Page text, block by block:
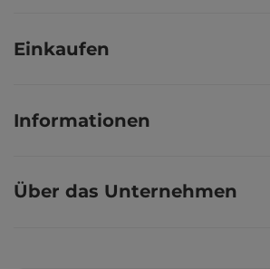
Einkaufen
Informationen
Über das Unternehmen